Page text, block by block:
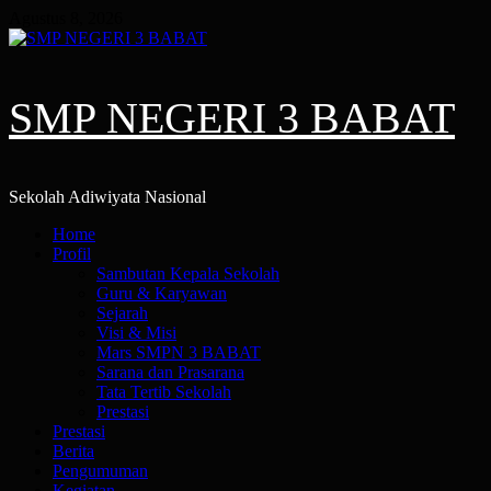
to
SMP NEGERI 3 BABAT
Sekolah Adiwiyata Nasional
PrimaryHome
Profil
Sambutan Kepala Sekolah
Guru & Karyawan
Sejarah
Visi & Misi
Mars SMPN 3 BABAT
Sarana dan Prasarana
Tata Tertib Sekolah
Prestasi
Prestasi
Berita
Pengumuman